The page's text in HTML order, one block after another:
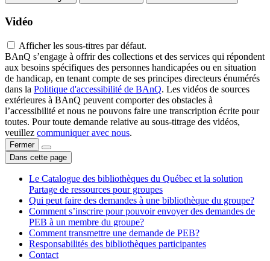
Vidéo
Afficher les sous-titres par défaut.
BAnQ s’engage à offrir des collections et des services qui répondent
aux besoins spécifiques des personnes handicapées ou en situation
de handicap, en tenant compte de ses principes directeurs énumérés
dans la Politique d'accessibilité de BAnQ. Les vidéos de sources
extérieures à BAnQ peuvent comporter des obstacles à
l’accessibilité et nous ne pouvons faire une transcription écrite pour
toutes. Pour toute demande relative au sous-titrage des vidéos,
veuillez communiquer avec nous.
Fermer
Dans cette page
Le Catalogue des bibliothèques du Québec et la solution
Partage de ressources pour groupes
Qui peut faire des demandes à une bibliothèque du groupe?
Comment s’inscrire pour pouvoir envoyer des demandes de
PEB à un membre du groupe?
Comment transmettre une demande de PEB?
Responsabilités des bibliothèques participantes
Contact